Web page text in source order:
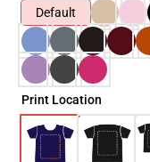
Default
Print Location